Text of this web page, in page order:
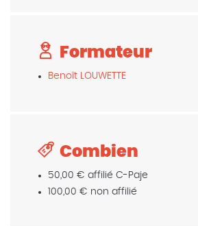
Formateur
Benoît LOUWETTE
Combien
50,00 € affilié C-Paje
100,00 € non affilié